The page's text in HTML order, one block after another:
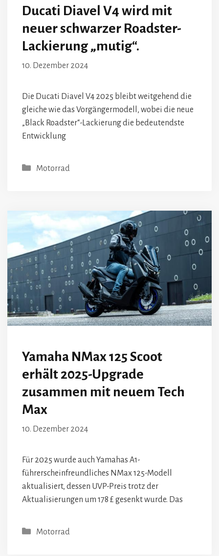
Ducati Diavel V4 wird mit
neuer schwarzer Roadster-
Lackierung „mutig“.
10. Dezember 2024
Die Ducati Diavel V4 2025 bleibt weitgehend die
gleiche wie das Vorgängermodell, wobei die neue
„Black Roadster“-Lackierung die bedeutendste
Entwicklung
Kategorien
Motorrad
Yamaha NMax 125 Scoot
erhält 2025-Upgrade
zusammen mit neuem Tech
Max
10. Dezember 2024
Für 2025 wurde auch Yamahas A1-
führerscheinfreundliches NMax 125-Modell
aktualisiert, dessen UVP-Preis trotz der
Aktualisierungen um 178 £ gesenkt wurde. Das
Kategorien
Motorrad